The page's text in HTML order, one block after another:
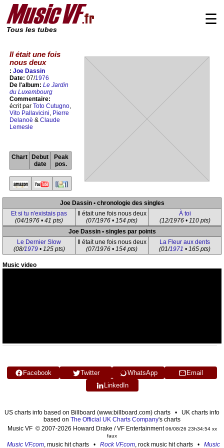
Tous les tubes
☰
Il était une fois
nous deux
: Joe Dassin
Date: 07/1976
De l'album: Le Jardin
du Luxembourg
Commentaire:
écrit par Toto Cutugno,
Vito Pallavicini, Pierre
Delanoë & Claude
Lemesle
Chart
Debut
date
Peak
pos.
Joe Dassin • chronologie des singles
Et si tu n'existais pas
(04/1976 • 41 pts)
Il était une fois nous deux
(07/1976 • 154 pts)
À toi
(12/1976 • 110 pts)
Joe Dassin • singles par points
Le Dernier Slow
(08/1979• 125 pts)
Il était une fois nous deux
(07/1976 • 154 pts)
La Fleur aux dents
(01/1971 • 165 pts)
Music video
Facebook Twitter WhatsApp
Email
LinkedIn
US charts info based on Billboard (www.billboard.com) charts • UK charts info
based on The Official UK Charts Company's charts
Music VF © 2007-2026 Howard Drake / VF Entertainment06/08/26 23h34:54 xx
faux
Music VF.com, music hit charts • Rock VF.com, rock music hit charts • Music